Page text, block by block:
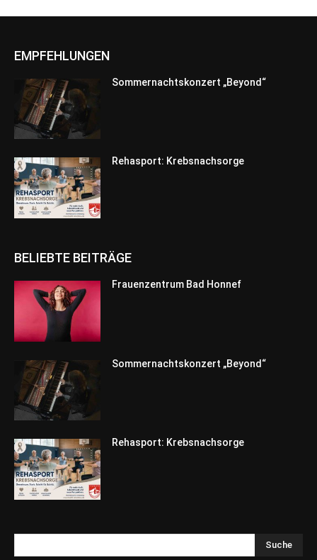
EMPFEHLUNGEN
Sommernachtskonzert „Beyond“
Rehasport: Krebsnachsorge
BELIEBTE BEITRÄGE
Frauenzentrum Bad Honnef
Sommernachtskonzert „Beyond“
Rehasport: Krebsnachsorge
Suche